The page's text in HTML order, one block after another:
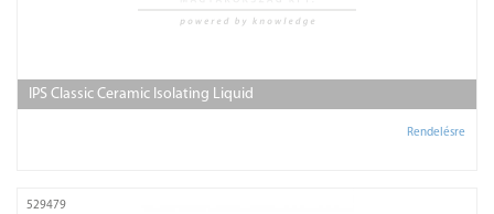
IPS Classic Ceramic Isolating Liquid
Rendelésre
529479